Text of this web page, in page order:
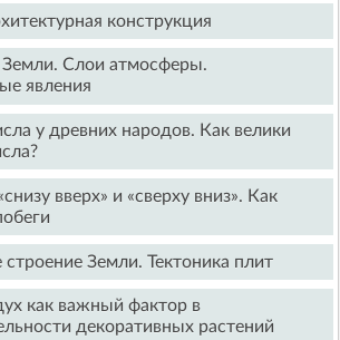
конструкция
Слои атмосферы.
явления
у древних народов. Как велики
вверх» и «сверху вниз». Как
строение Земли. Тектоника плит
как важный фактор в
декоративных растений